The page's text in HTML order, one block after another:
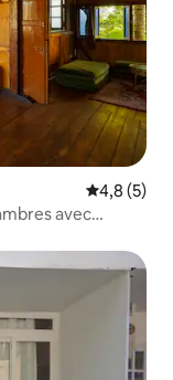
Note
4,8 (5)
avec